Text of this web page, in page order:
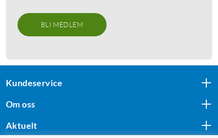
BLI MEDLEM
Kundeservice
Om oss
Aktuelt